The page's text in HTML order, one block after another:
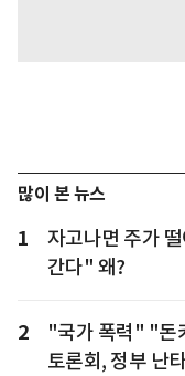
많이 본 뉴스
1
자고나면 주가
간다" 왜?
2
"국가 폭력" "돈
토론회, 정부 난